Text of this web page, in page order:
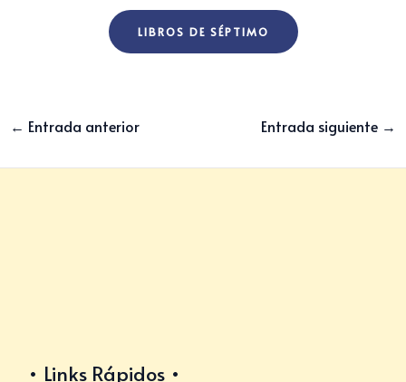
LIBROS DE SÉPTIMO
← Entrada anterior Entrada siguiente →
Links Rápidos